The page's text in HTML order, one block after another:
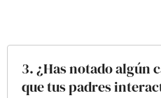
3. ¿Has notado algún
que tus padres